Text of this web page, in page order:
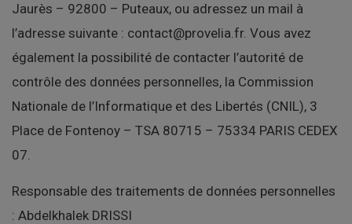
Jaurès – 92800 – Puteaux, ou adressez un mail à
l’adresse suivante : contact@provelia.fr. Vous avez
également la possibilité de contacter l’autorité de
contrôle des données personnelles, la Commission
Nationale de l’Informatique et des Libertés (CNIL), 3
Place de Fontenoy – TSA 80715 – 75334 PARIS CEDEX
07.
Responsable des traitements de données personnelles
: Abdelkhalek DRISSI